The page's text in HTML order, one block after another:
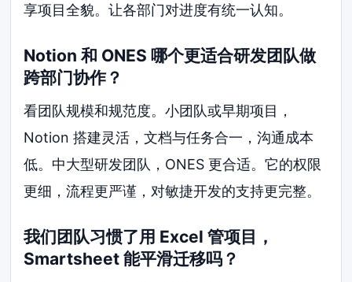
享项目全貌。让各部门对进度有统一认知。
Notion 和 ONES 哪个更适合研发团队做
跨部门协作？
看团队规模和规范度。小团队或早期项目，
Notion 搭建灵活，文档与任务合一，沟通成本
低。中大型研发团队，ONES 更合适。它的权限
更细，流程更严谨，对敏捷开发的支持更完整。
我们团队习惯了用 Excel 管项目，
Smartsheet 能平滑迁移吗？